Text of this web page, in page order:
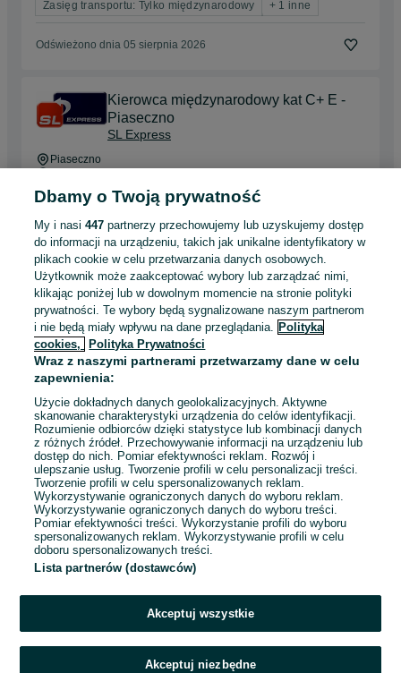
Zasięg transportu: Tylko międzynarodowy
+ 1 inne
Odświeżono dnia 05 sierpnia 2026
Kierowca międzynarodowy kat C+ E -
Piaseczno
SL Express
Piaseczno
Inny, Umowa o pracę
Prawo jazdy: Kat. C+E
Wymagane uprawnienia: Uprawnienia ADR, Karta kierowcy
Zasięg transportu: Tylko międzynarodowy
+ 1 inne
Odświeżono dnia 05 sierpnia 2026
Asystent/ka w dziale kadr –język rosyjski
firma transportowa,Piaseczno
SL Express
Piaseczno
Pełny etat
Umowa o pracę
Odpowiednie doświadczenie zawodowe
Miejsce pracy: W siedzibie firmy
Pracownicy z Ukrainy: 🇺🇦 Запрошуємо людей з України
(Zapraszamy pracowników z Ukrainy)
Odświeżono dnia 02 sierpnia 2026
Dbamy o Twoją prywatność
My i nasi447 partnerzy przechowujemy lub uzyskujemy dostęp
do informacji na urządzeniu, takich jak unikalne identyfikatory w
plikach cookie w celu przetwarzania danych osobowych.
Użytkownik może zaakceptować wybory lub zarządzać nimi,
klikając poniżej lub w dowolnym momencie na stronie polityki
prywatności. Te wybory będą sygnalizowane naszym partnerom
i nie będą miały wpływu na dane przeglądania. Polityka
cookies,
Polityka Prywatności
Wraz z naszymi partnerami przetwarzamy dane w celu
zapewnienia:
Użycie dokładnych danych geolokalizacyjnych. Aktywne
skanowanie charakterystyki urządzenia do celów identyfikacji.
Rozumienie odbiorców dzięki statystyce lub kombinacji danych
z różnych źródeł. Przechowywanie informacji na urządzeniu lub
dostęp do nich. Pomiar efektywności reklam. Rozwój i
ulepszanie usług. Tworzenie profili w celu personalizacji treści.
Tworzenie profili w celu spersonalizowanych reklam.
Wykorzystywanie ograniczonych danych do wyboru reklam.
Wykorzystywanie ograniczonych danych do wyboru treści.
Pomiar efektywności treści. Wykorzystanie profili do wyboru
spersonalizowanych reklam. Wykorzystywanie profili w celu
doboru spersonalizowanych treści.
Lista partnerów (dostawców)
Akceptuj wszystkie
Akceptuj niezbędne